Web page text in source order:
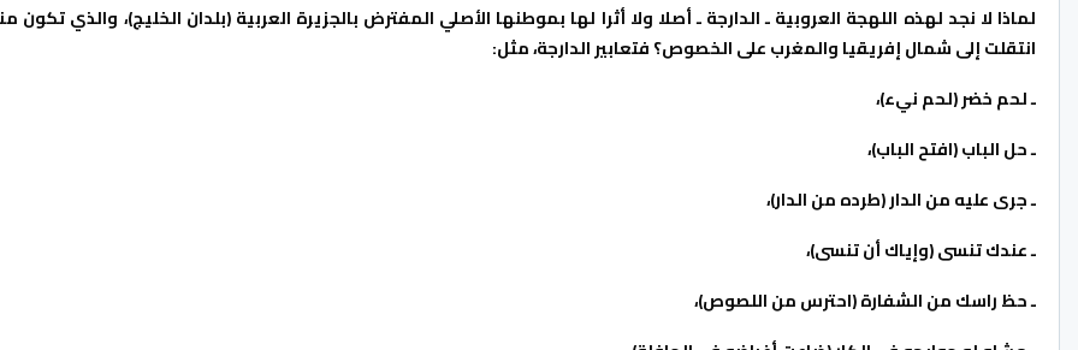
لماذا لا نجد لهذه اللهجة العروبية ـ الدارجة ـ أصلا ولا أثرا لها بموطنها الأصلي المفترض بالجزيرة العربية (بلدان الخليج)، والذي تكون
انتقلت إلى شمال إفريقيا والمغرب على الخصوص؟ فتعابير الدارجة، مثل:
ـ لحم خضر (لحم نيء)،
ـ حل الباب (افتح الباب)،
ـ جرى عليه من الدار (طرده من الدار)،
ـ عندك تنسى (وإياك أن تنسى)،
ـ حظ راسك من الشفارة (احترس من اللصوص)،